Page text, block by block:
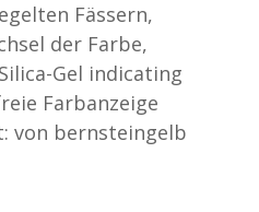
Fässern,
der Farbe,
Gel indicating
Farbanzeige
von bernsteingelb